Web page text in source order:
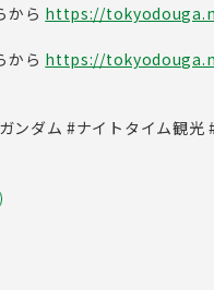
から https://
から https://
ンダム #ナイトタイム観光